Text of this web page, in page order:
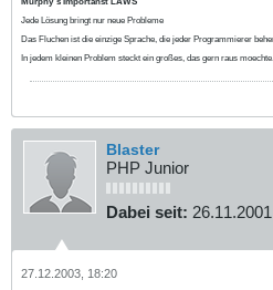
Jede Lösung bringt nur neue Probleme
Das Fluchen ist die einzige Sprache, die jeder Programmierer
In jedem kleinen Problem steckt ein großes, das gern raus moechte.
Blaster
PHP Junior
Dabei seit: 26.11.2001
27.12.2003, 18:20